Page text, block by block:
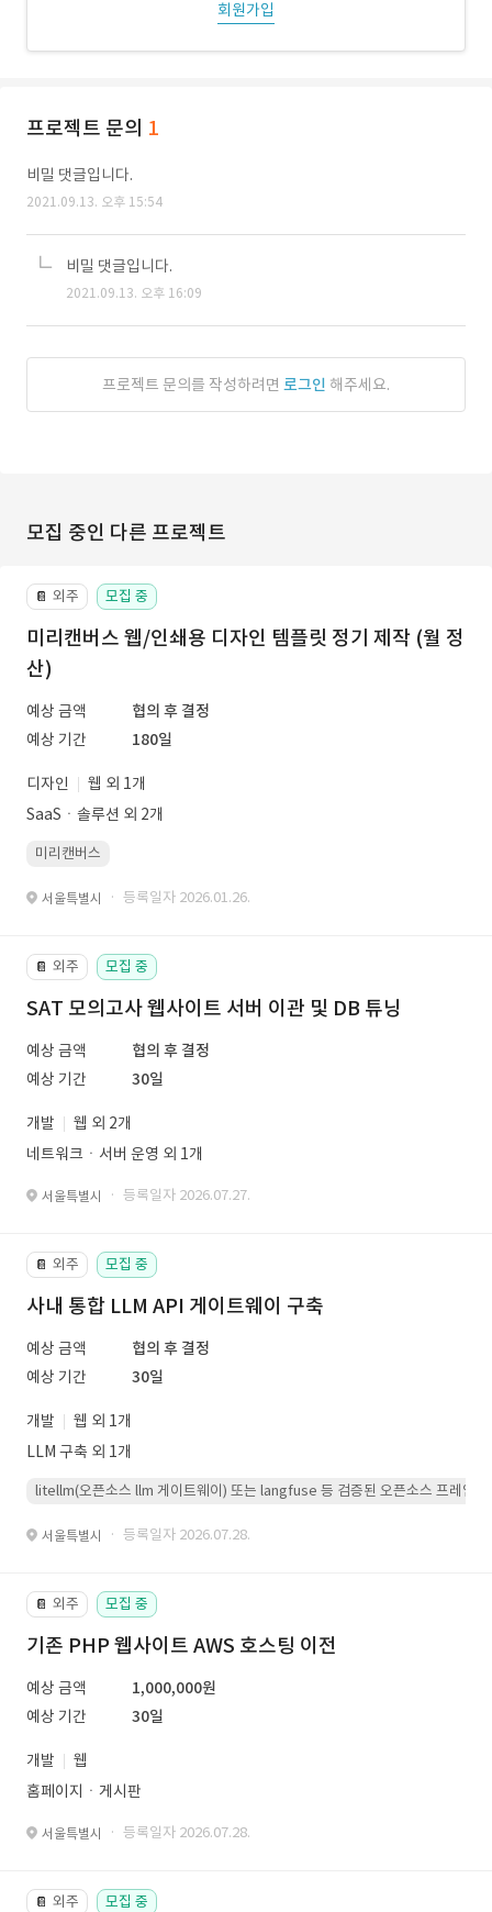
회원가입
프로젝트 문의 1
비밀 댓글입니다.
2021.09.13. 오후 15:54
비밀 댓글입니다.
2021.09.13. 오후 16:09
프로젝트 문의를 작성하려면 로그인 해주세요.
모집 중인 다른 프로젝트
📔 외주 모집 중
미리캔버스 웹/인쇄용 디자인 템플릿 정기 제작 (월 정
산)
예상 금액
협의 후 결정
예상 기간
180일
디자인
웹 외 1개
SaaSㆍ솔루션 외 2개
미리캔버스
서울특별시 · 등록일자 2026.01.26.
📔 외주 모집 중
SAT 모의고사 웹사이트 서버 이관 및 DB 튜닝
예상 금액
협의 후 결정
예상 기간
30일
개발
웹 외 2개
네트워크ㆍ서버 운영 외 1개
서울특별시 · 등록일자 2026.07.27.
📔 외주 모집 중
사내 통합 LLM API 게이트웨이 구축
예상 금액
협의 후 결정
예상 기간
30일
개발
웹 외 1개
LLM 구축 외 1개
litellm(오픈소스 llm 게이트웨이) 또는 langfuse 등 검증된 오픈소스 프레임워
서울특별시 · 등록일자 2026.07.28.
📔 외주 모집 중
기존 PHP 웹사이트 AWS 호스팅 이전
예상 금액
1,000,000원
예상 기간
30일
개발
웹
홈페이지ㆍ게시판
서울특별시 · 등록일자 2026.07.28.
📔 외주 모집 중